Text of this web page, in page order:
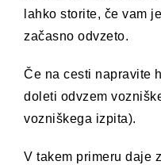
lahko storite, če vam
začasno odvzeto.
Če na cesti napravite
doleti odvzem
vozniškega izpita).
V takem primeru daje